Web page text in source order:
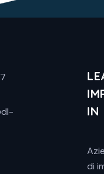
IN
di